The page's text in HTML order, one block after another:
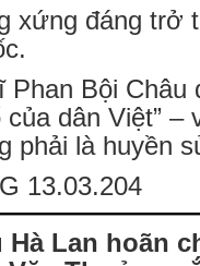
xứng đáng trở
Bội Châu
dân Việt”
phải là huyền
13.03.204
Hà Lan hoãn